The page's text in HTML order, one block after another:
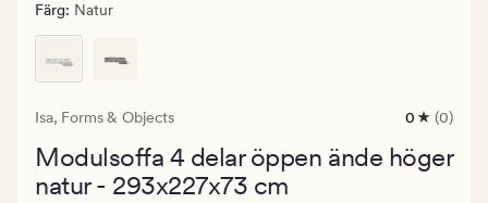
Färg: Natur
Isa, Forms & Objects
0
med
ett
0 (0)
Modulsoffa 4 delar öppen ände höger
natur - 293x227x73 cm